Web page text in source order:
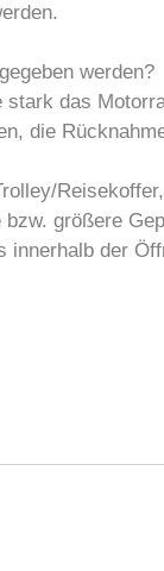
werden?
das
die
größere
der